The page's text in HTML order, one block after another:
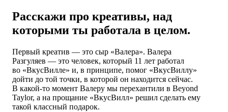
Расскажи про креативы, над
которыми ты работала в целом.
Первый креатив — это сыр «Валера». Валера
Разгуляев — это человек, который 11 лет работал
во «ВкусВилле» и, в принципе, помог «ВкусВиллу»
дойти до той точки, в которой он находится сейчас.
В какой-то момент Валеру мы перехантили в Beyond
Taylor, а на прощание «ВкусВилл» решил сделать ему
такой классный подарок.